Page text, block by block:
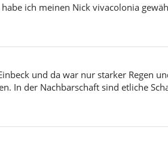
ich meinen Nick vivacolonia
und da war nur starker Regen
In der Nachbarschaft sind etliche